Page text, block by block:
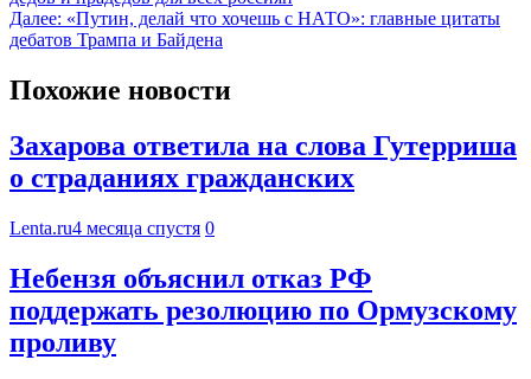
Далее: «Путин, делай что хочешь с НАТО»: главные цитаты
дебатов Трампа и Байдена
Похожие новости
Захарова ответила на слова Гутерриша
о страданиях гражданских
Lenta.ru4 месяца спустя 0
Небензя объяснил отказ РФ
поддержать резолюцию по Ормузскому
проливу